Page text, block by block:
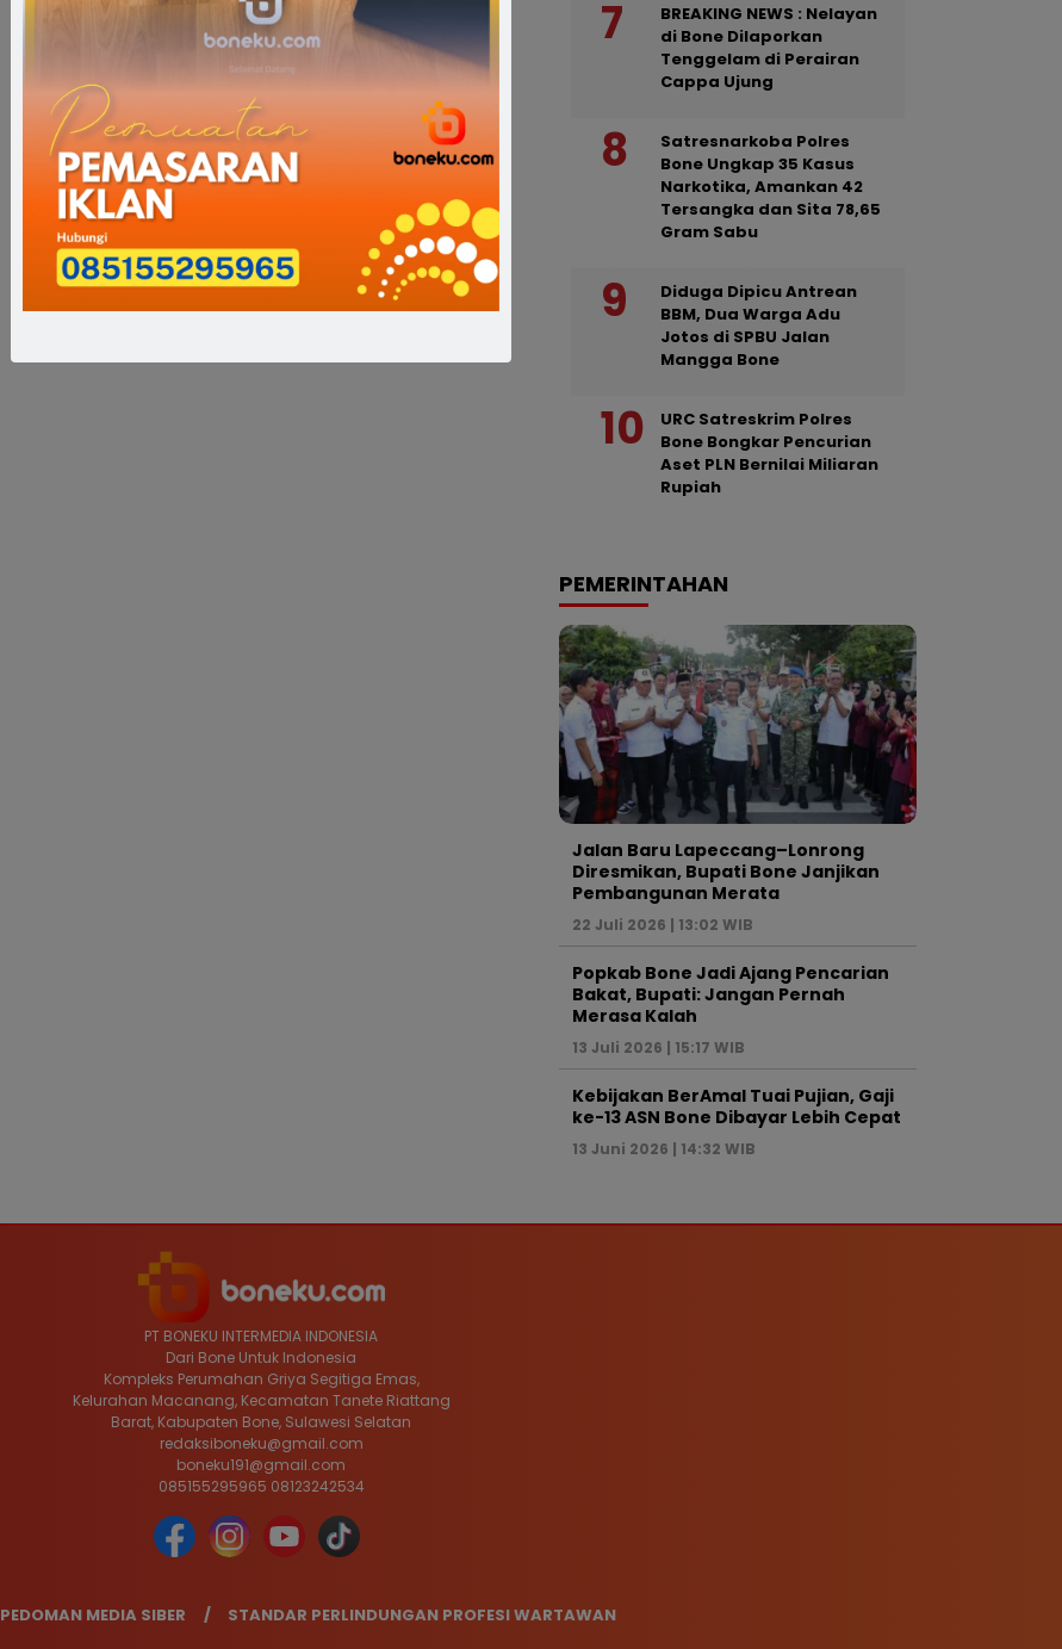
BREAKING NEWS : Nelayan
di Bone Dilaporkan
Tenggelam di Perairan
Cappa Ujung
Satresnarkoba Polres
Bone Ungkap 35 Kasus
Narkotika, Amankan 42
Tersangka dan Sita 78,65
Gram Sabu
Diduga Dipicu Antrean
BBM, Dua Warga Adu
Jotos di SPBU Jalan
Mangga Bone
URC Satreskrim Polres
Bone Bongkar Pencurian
Aset PLN Bernilai Miliaran
Rupiah
PEMERINTAHAN
Jalan Baru Lapeccang–Lonrong
Diresmikan, Bupati Bone Janjikan
Pembangunan Merata
22 Juli 2026 | 13:02 WIB
Popkab Bone Jadi Ajang Pencarian
Bakat, Bupati: Jangan Pernah
Merasa Kalah
13 Juli 2026 | 15:17 WIB
Kebijakan BerAmal Tuai Pujian, Gaji
ke-13 ASN Bone Dibayar Lebih Cepat
13 Juni 2026 | 14:32 WIB
PT BONEKU INTERMEDIA INDONESIA
Dari Bone Untuk Indonesia
Kompleks Perumahan Griya Segitiga Emas,
Kelurahan Macanang, Kecamatan Tanete Riattang
Barat, Kabupaten Bone, Sulawesi Selatan
redaksiboneku@gmail.com
boneku191@gmail.com
085155295965 08123242534
PEDOMAN MEDIA SIBER STANDAR PERLINDUNGAN PROFESI WARTAWAN